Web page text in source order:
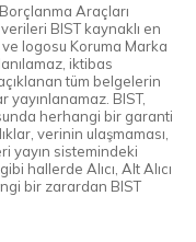
Araçları
BIST kaynaklı en
logosu Koruma Marka
iktibas
tüm belgelerin
yayınlanamaz. BIST,
herhangi bir garanti
verinin ulaşmaması,
yayın sistemindeki
hallerde Alıcı, Alt Alıcı
bir zarardan BIST